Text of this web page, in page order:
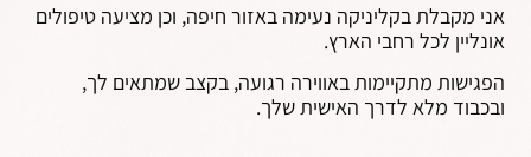
אני מקבלת בקליניקה נעימה באזור חיפה, וכן מציעה טיפולים
אונליין לכל רחבי הארץ.
הפגישות מתקיימות באווירה רגועה, בקצב שמתאים לך,
ובכבוד מלא לדרך האישית שלך.